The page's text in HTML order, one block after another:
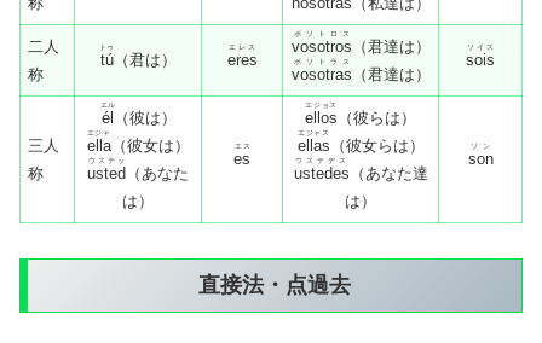
二人
称
tú
トゥ
（君は） eres
エレス vosotros
ボソトロス
（君達は）
vosotras
ボソトラス
（君達は）
sois
ソイス
三人
称
él
エル
（彼は）
ella
エジャ
（彼女は）
usted
ウステッ
（あなた
は）
es
エス
ellos
エジョス
（彼らは）
ellas
エジャス
（彼女らは）
ustedes
ウステデス
（あなた達
は）
son
ソン
直接法・点過去